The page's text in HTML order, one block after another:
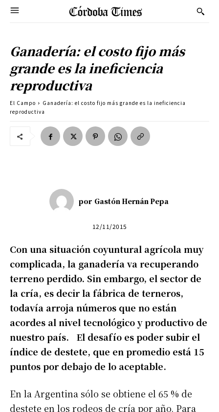
Ganadería: el costo fijo más
grande es la ineficiencia
reproductiva
El Campo
Ganadería: el costo fijo más grande es la ineficiencia
reproductiva
por Gastón Hernán Pepa
12/11/2015
Con una situación coyuntural agrícola muy
complicada, la ganadería va recuperando
terreno perdido. Sin embargo, el sector de
la cría, es decir la fábrica de terneros,
todavía arroja números que no están
acordes al nivel tecnológico y productivo de
nuestro país. El desafío es poder subir el
índice de destete, que en promedio está 15
puntos por debajo de lo aceptable.
En la Argentina sólo se obtiene el 65 % de
destete en los rodeos de cría por año. Para